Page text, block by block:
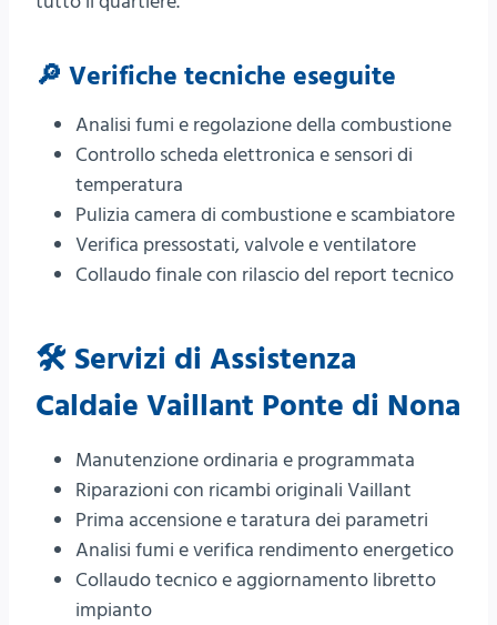
🔎 Verifiche tecniche eseguite
Analisi fumi e regolazione della combustione
Controllo scheda elettronica e sensori di
temperatura
Pulizia camera di combustione e scambiatore
Verifica pressostati, valvole e ventilatore
Collaudo finale con rilascio del report tecnico
🛠️ Servizi di Assistenza
Caldaie Vaillant Ponte di Nona
Manutenzione ordinaria e programmata
Riparazioni con ricambi originali Vaillant
Prima accensione e taratura dei parametri
Analisi fumi e verifica rendimento energetico
Collaudo tecnico e aggiornamento libretto
impianto